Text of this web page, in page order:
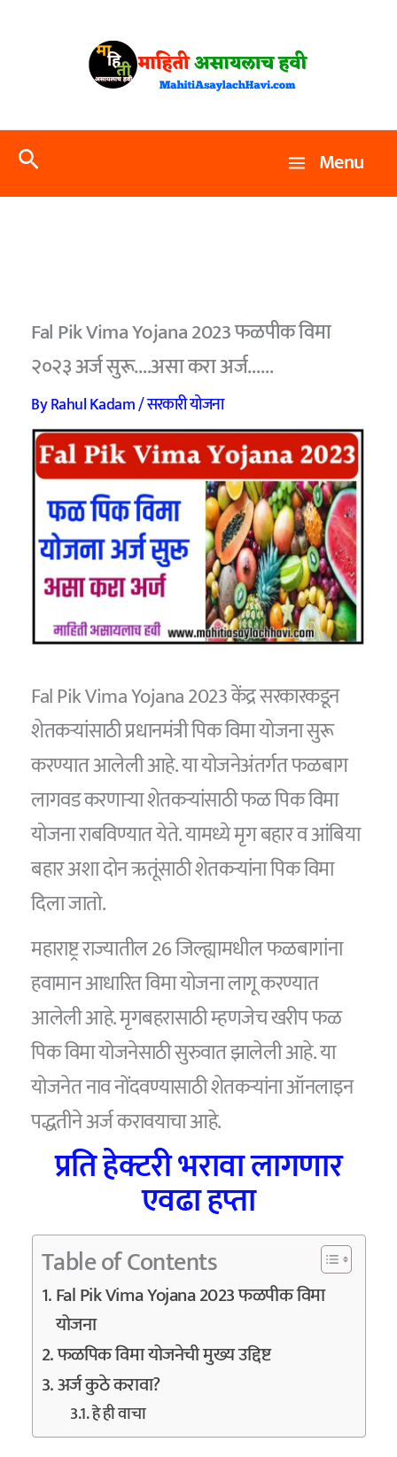
Search Menu
Fal Pik Vima Yojana 2023 फळपीक विमा
२०२३ अर्ज सुरू.…असा करा अर्ज……
ByRahul Kadam/सरकारी योजना
Fal Pik Vima Yojana 2023 केंद्र सरकारकडून
शेतकऱ्यांसाठी प्रधानमंत्री पिक विमा योजना सुरू
करण्यात आलेली आहे. या योजनेअंतर्गत फळबाग
लागवड करणाऱ्या शेतकऱ्यांसाठी फळ पिक विमा
योजना राबविण्यात येते. यामध्ये मृग बहार व आंबिया
बहार अशा दोन ऋतूंसाठी शेतकऱ्यांना पिक विमा
दिला जातो.
महाराष्ट्र राज्यातील 26 जिल्ह्यामधील फळबागांना
हवामान आधारित विमा योजना लागू करण्यात
आलेली आहे. मृगबहरासाठी म्हणजेच खरीप फळ
पिक विमा योजनेसाठी सुरुवात झालेली आहे. या
योजनेत नाव नोंदवण्यासाठी शेतकऱ्यांना ऑनलाइन
पद्धतीने अर्ज करावयाचा आहे.
प्रति हेक्टरी भरावा लागणार
एवढा हप्ता
Table of Contents
Fal Pik Vima Yojana 2023 फळपीक विमा
योजना
फळपिक विमा योजनेची मुख्य उद्दिष्ट
अर्ज कुठे करावा?
हे ही वाचा